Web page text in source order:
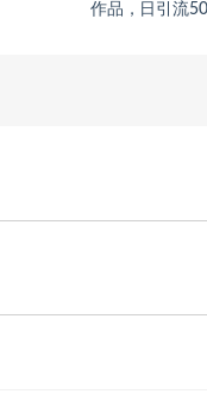
作品，日引流